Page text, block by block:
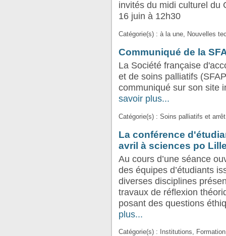
invités du midi culturel du
16 juin à 12h30
Catégorie(s) : à la une, Nouvelles
Communiqué de la
La Société française
et de soins palliatifs
communiqué sur son site
savoir plus...
Catégorie(s) : Soins palliatifs et
La conférence
avril à sciences po
Au cours d’une séance
des équipes d’étudiants
diverses disciplines
travaux de réflexion
posant des questions
plus...
Catégorie(s) : Institutions,